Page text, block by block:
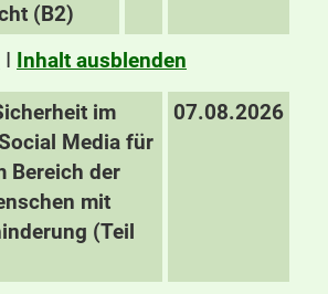
(B2)
I Inhalt ausblenden
im
Media für
Bereich der
mit
(Teil
07.08.2026